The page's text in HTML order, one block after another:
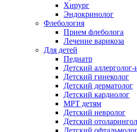
Хирург
Эндокринолог
Флебология
Прием флеболога
Лечение варикоза
Для детей
Педиатр
Детский
Детский гинеколог
Детский дерматолог
Детский кардиолог
МРТ детям
Детский невролог
Детский
Детский